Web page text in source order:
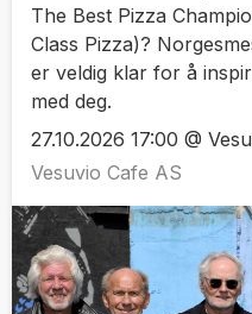
The Best Pizza
Class Pizza)?
er veldig klar for å
med deg.
27.10.2026 17:00 @
Vesuvio Cafe AS